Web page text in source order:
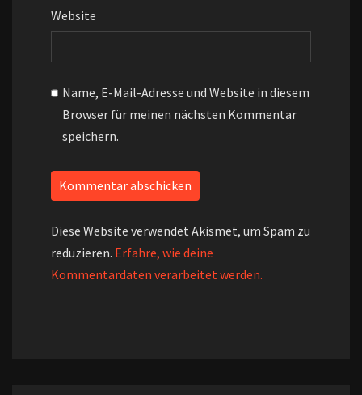
Website
Name, E-Mail-Adresse und Website in diesem
Browser für meinen nächsten Kommentar
speichern.
Diese Website verwendet Akismet, um Spam zu
reduzieren. Erfahre, wie deine
Kommentardaten verarbeitet werden.